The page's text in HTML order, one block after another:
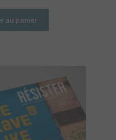
au panier